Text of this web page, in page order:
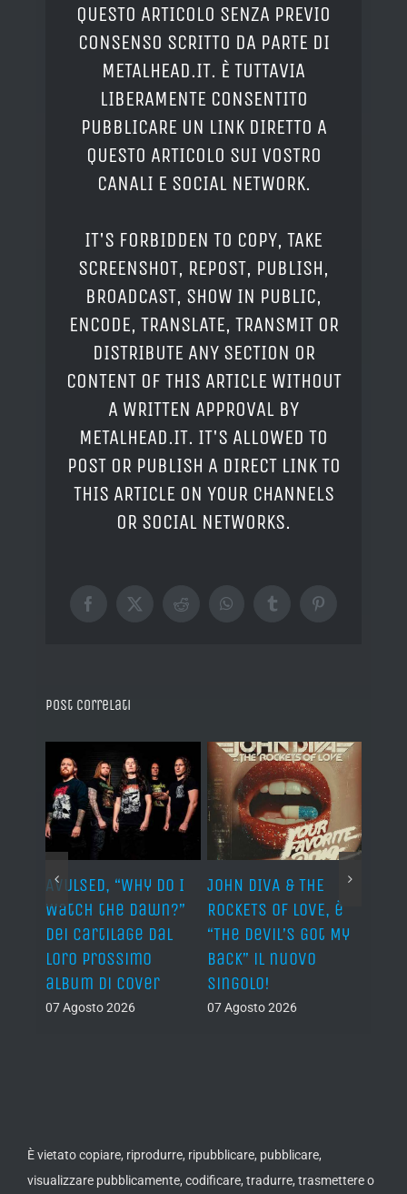
QUESTO ARTICOLO SENZA PREVIO
CONSENSO SCRITTO DA PARTE DI
METALHEAD.IT. È TUTTAVIA
LIBERAMENTE CONSENTITO
PUBBLICARE UN LINK DIRETTO A
QUESTO ARTICOLO SUI VOSTRO
CANALI E SOCIAL NETWORK.
IT'S FORBIDDEN TO COPY, TAKE
SCREENSHOT, REPOST, PUBLISH,
BROADCAST, SHOW IN PUBLIC,
ENCODE, TRANSLATE, TRANSMIT OR
DISTRIBUTE ANY SECTION OR
CONTENT OF THIS ARTICLE WITHOUT
A WRITTEN APPROVAL BY
METALHEAD.IT. IT'S ALLOWED TO
POST OR PUBLISH A DIRECT LINK TO
THIS ARTICLE ON YOUR CHANNELS
OR SOCIAL NETWORKS.
Facebook
X RedditWhatsAppTumblrPinterest
Post correlati
AVULSED, “Why Do I
Watch the Dawn?”
dei Cartilage dal
loro prossimo
album di cover
07 Agosto 2026
JOHN DIVA & THE
ROCKETS OF LOVE, è
“The Devil’s Got My
Back” il nuovo
singolo!
07 Agosto 2026
È vietato copiare, riprodurre, ripubblicare, pubblicare,
visualizzare pubblicamente, codificare, tradurre, trasmettere o